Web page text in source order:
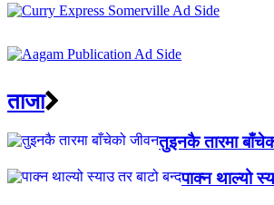
ताजा
तुइनकै तारमा
पाक्न थाल्यो